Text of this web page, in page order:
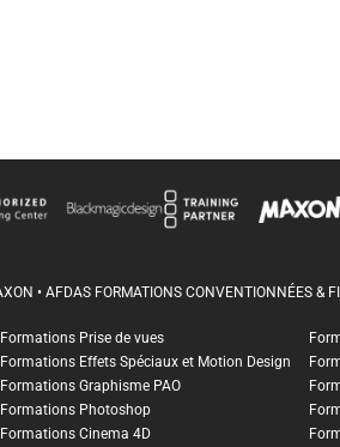
• AFDAS FORMATIONS CONVENTIONNÉES &
Formations Prise de vues
Formations Effets Spéciaux et Motion Design
Formations Graphisme PAO
Formations Photoshop
Formations Cinema 4D